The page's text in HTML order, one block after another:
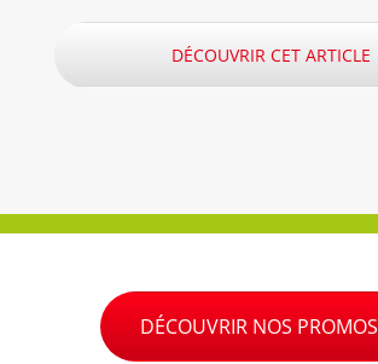
DÉCOUVRIR CET ARTICLE
DÉCOUVRIR NOS PROMOS